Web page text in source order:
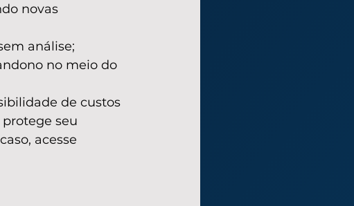
novas
análise;
no meio do
de custos
seu
acesse